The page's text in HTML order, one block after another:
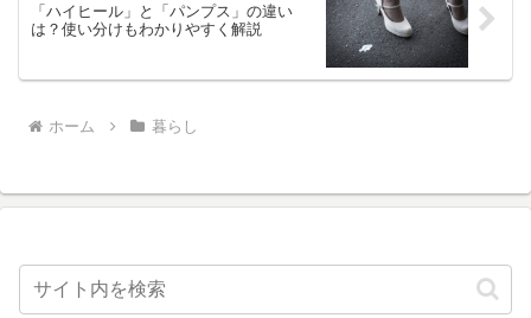
「ハイヒール」と「パンプス」の違い
は？使い分けもわかりやすく解説
ホーム 暮らし